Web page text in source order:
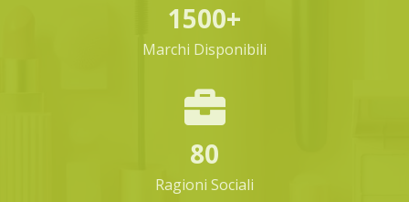
1500+
Marchi Disponibili
80
Ragioni Sociali